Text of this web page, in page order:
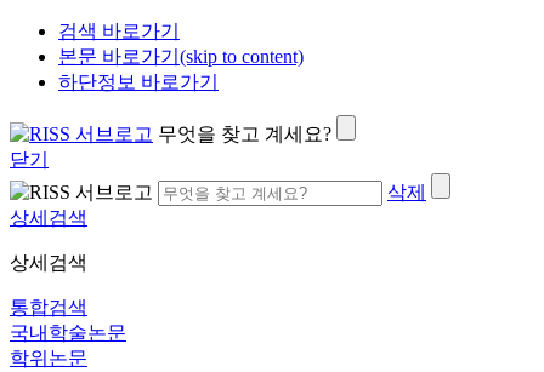
검색 바로가기
본문 바로가기(skip to content)
하단정보 바로가기
무엇을 찾고 계세요?
닫기
삭제
상세검색
상세검색
통합검색
국내학술논문
학위논문